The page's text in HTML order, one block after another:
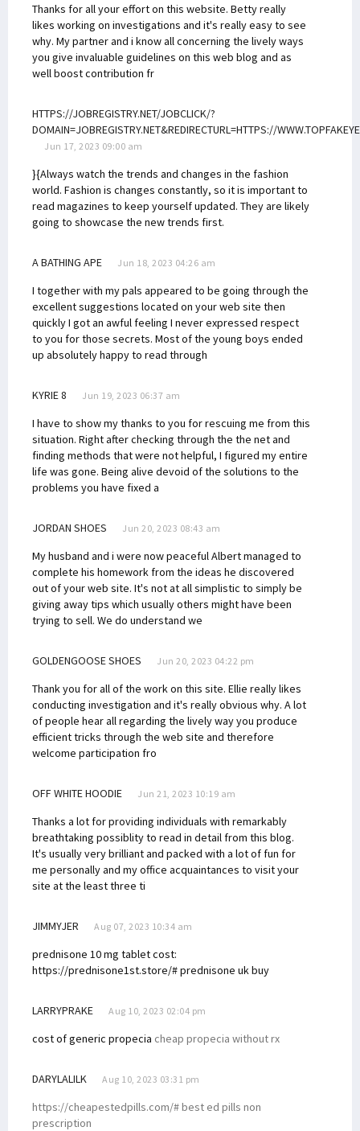
Thanks for all your effort on this website. Betty really
likes working on investigations and it's really easy to see
why. My partner and i know all concerning the lively ways
you give invaluable guidelines on this web blog and as
well boost contribution fr
HTTPS://JOBREGISTRY.NET/JOBCLICK/?
DOMAIN=JOBREGISTRY.NET&REDIRECTURL=HTTPS://
Jun 17, 2023 09:00 am
}{Always watch the trends and changes in the fashion
world. Fashion is changes constantly, so it is important to
read magazines to keep yourself updated. They are likely
going to showcase the new trends first.
A BATHING APE Jun 18, 2023 04:26 am
I together with my pals appeared to be going through the
excellent suggestions located on your web site then
quickly I got an awful feeling I never expressed respect
to you for those secrets. Most of the young boys ended
up absolutely happy to read through
KYRIE 8 Jun 19, 2023 06:37 am
I have to show my thanks to you for rescuing me from this
situation. Right after checking through the the net and
finding methods that were not helpful, I figured my entire
life was gone. Being alive devoid of the solutions to the
problems you have fixed a
JORDAN SHOES Jun 20, 2023 08:43 am
My husband and i were now peaceful Albert managed to
complete his homework from the ideas he discovered
out of your web site. It's not at all simplistic to simply be
giving away tips which usually others might have been
trying to sell. We do understand we
GOLDENGOOSE SHOES Jun 20, 2023 04:22 pm
Thank you for all of the work on this site. Ellie really likes
conducting investigation and it's really obvious why. A lot
of people hear all regarding the lively way you produce
efficient tricks through the web site and therefore
welcome participation fro
OFF WHITE HOODIE Jun 21, 2023 10:19 am
Thanks a lot for providing individuals with remarkably
breathtaking possiblity to read in detail from this blog.
It's usually very brilliant and packed with a lot of fun for
me personally and my office acquaintances to visit your
site at the least three ti
JIMMYJER Aug 07, 2023 10:34 am
prednisone 10 mg tablet cost:
https://prednisone1st.store/# prednisone uk buy
LARRYPRAKE Aug 10, 2023 02:04 pm
cost of generic propecia cheap propecia without rx
DARYLALILK Aug 10, 2023 03:31 pm
https://cheapestedpills.com/# best ed pills non
prescription